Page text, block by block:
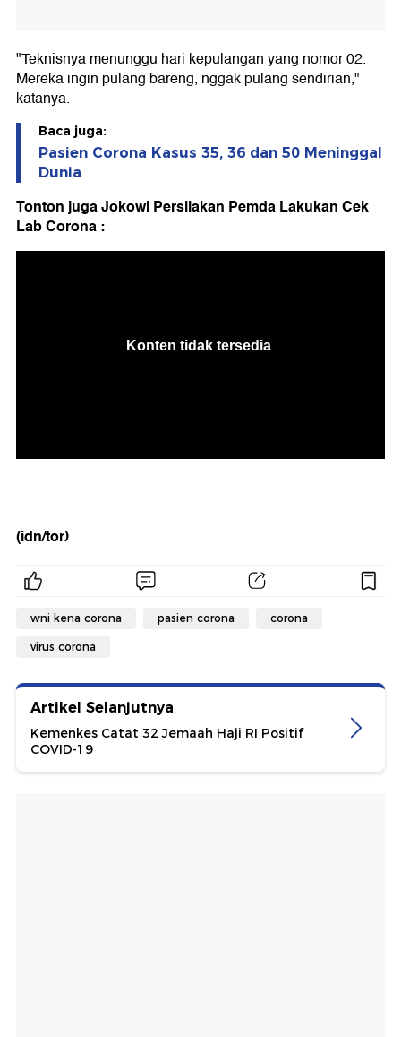
"Teknisnya menunggu hari kepulangan yang nomor 02.
Mereka ingin pulang bareng, nggak pulang sendirian,"
katanya.
Baca juga:
Pasien Corona Kasus 35, 36 dan 50 Meninggal
Dunia
Tonton juga Jokowi Persilakan Pemda Lakukan Cek
Lab Corona :
(idn/tor)
wni kena corona pasien corona corona
virus corona
Artikel Selanjutnya
Kemenkes Catat 32 Jemaah Haji RI Positif
COVID-19